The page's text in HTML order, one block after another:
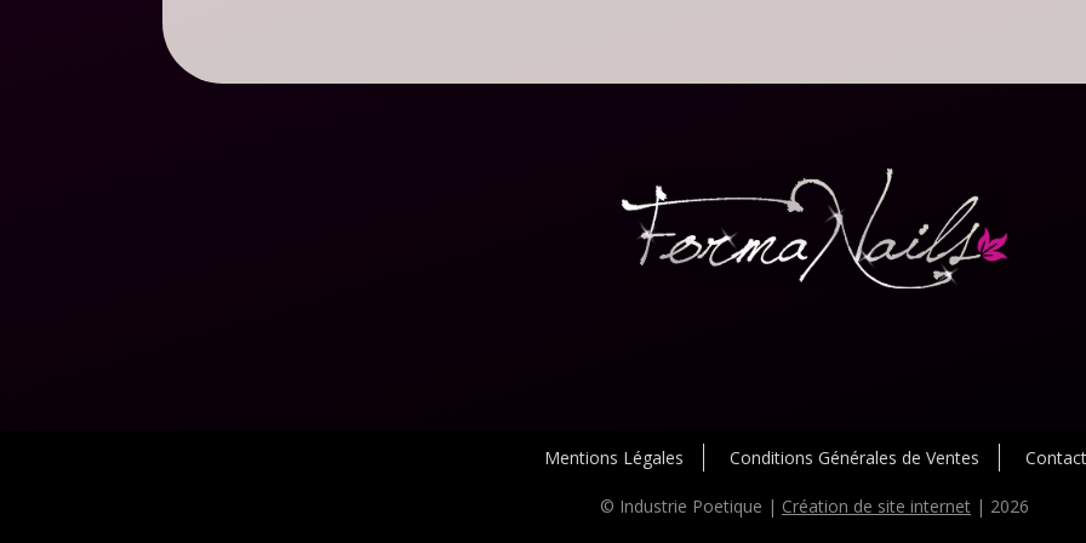
Mentions Légales Conditions Générales de Ventes Contact
© Industrie Poetique | Création de site internet | 2026